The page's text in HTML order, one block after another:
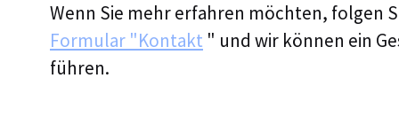
Wenn Sie mehr erfahren möchten, folgen
Formular "Kontakt " und wir können ein
führen.